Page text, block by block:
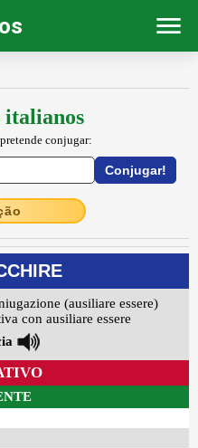
italianos
conjugar:
(ausiliare essere)
con ausiliare essere